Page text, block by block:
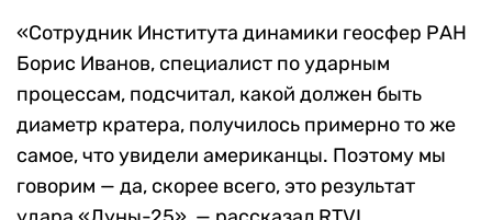
«Сотрудник Института динамики геосфер РАН
Борис Иванов, специалист по ударным
процессам, подсчитал, какой должен быть
диаметр кратера, получилось примерно то же
самое, что увидели американцы. Поэтому мы
говорим — да, скорее всего, это результат